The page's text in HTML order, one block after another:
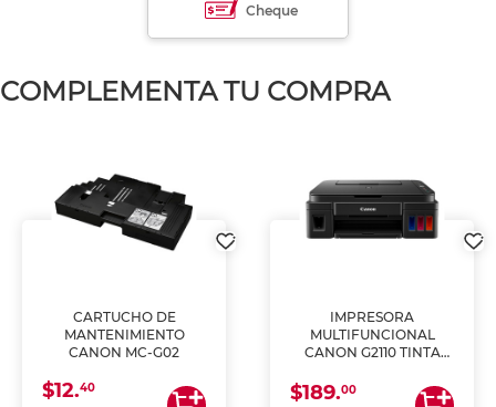
Cheque
COMPLEMENTA TU COMPRA
CARTUCHO DE
MANTENIMIENTO
CANON MC-G02
$12.40
IMPRESORA
MULTIFUNCIONAL
CANON G2110 TINTA
$189.00